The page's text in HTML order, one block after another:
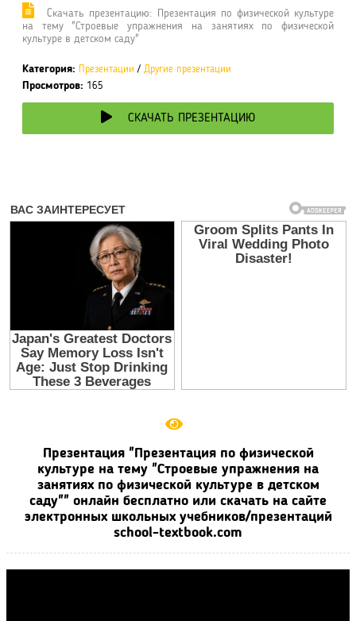
Cкачать презентацию: Презентация по физической культуре
на тему "Строевые упражнения на занятиях по физической
культуре в детском саду"
Категория: Презентации / Другие презентации
Просмотров: 165
СКАЧАТЬ ПРЕЗЕНТАЦИЮ
Презентация "Презентация по физической
культуре на тему "Строевые упражнения на
занятиях по физической культуре в детском
саду"" онлайн бесплатно или скачать на сайте
электронных школьных учебников/презентаций
school-textbook.com